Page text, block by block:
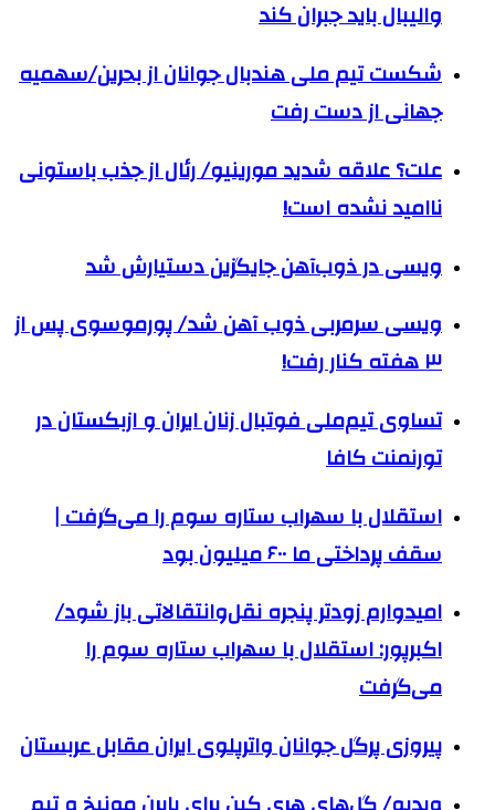
والیبال باید جبران کند
شکست تیم ملی هندبال جوانان از بحرین/سهمیه
جهانی از دست رفت
علت؟ علاقه شدید مورینیو/ رئال از جذب باستونی
ناامید نشده است!
ویسی در ذوب‌آهن جایگزین دستیارش شد
ویسی سرمربی ذوب آهن شد/ پورموسوی پس از
۳ هفته کنار رفت!
تساوی تیم‌ملی فوتبال زنان ایران و ازبکستان در
تورنمنت کافا
استقلال با سهراب ستاره سوم را می‌گرفت |
سقف پرداختی ما ۶۰۰ میلیون بود
امیدوارم زودتر پنجره نقل‌وانتقالاتی باز شود/
اکبرپور: استقلال با سهراب ستاره سوم را
می‌گرفت
پیروزی پرگل جوانان واترپلوی ایران مقابل عربستان